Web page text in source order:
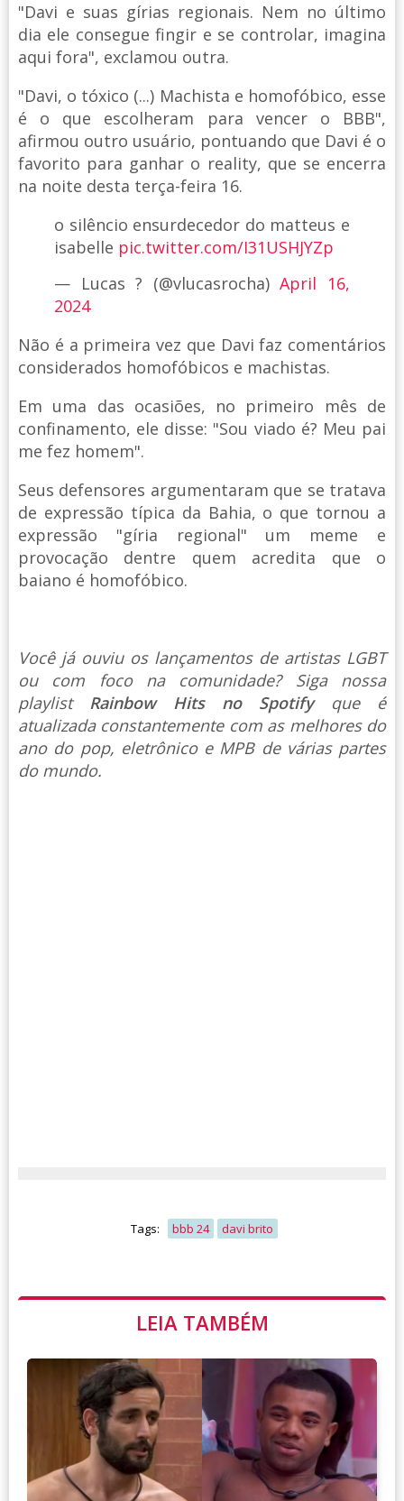
"Davi e suas gírias regionais. Nem no último
dia ele consegue fingir e se controlar, imagina
aqui fora", exclamou outra.
"Davi, o tóxico (...) Machista e homofóbico, esse
é o que escolheram para vencer o BBB",
afirmou outro usuário, pontuando que Davi é o
favorito para ganhar o reality, que se encerra
na noite desta terça-feira 16.
o silêncio ensurdecedor do matteus e
isabelle pic.twitter.com/I31USHJYZp
— Lucas ? (@vlucasrocha)April 16,
2024
Não é a primeira vez que Davi faz comentários
considerados homofóbicos e machistas.
Em uma das ocasiões, no primeiro mês de
confinamento, ele disse: "Sou viado é? Meu pai
me fez homem".
Seus defensores argumentaram que se tratava
de expressão típica da Bahia, o que tornou a
expressão "gíria regional" um meme e
provocação dentre quem acredita que o
baiano é homofóbico.
Você já ouviu os lançamentos de artistas LGBT
ou com foco na comunidade? Siga nossa
playlist Rainbow Hits no Spotify que é
atualizada constantemente com as melhores do
ano do pop, eletrônico e MPB de várias partes
do mundo.
Tags: bbb 24 davi brito
LEIA TAMBÉM